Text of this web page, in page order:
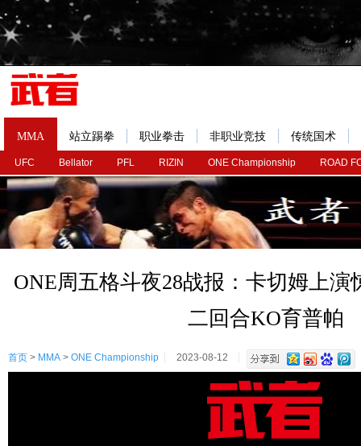
MMA
UFC Bellator PFL RIZIN ONE Championship ROAD
站立踢拳 职业拳击 非职业竞技 传统国术
ONE周五格斗夜28战报：卡切姆上演
二回合KO育普帕
首页 > MMA > ONE Championship 2023-08-12